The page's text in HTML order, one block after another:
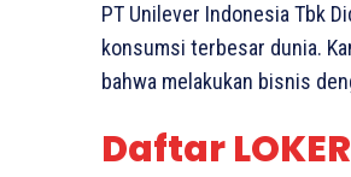
PT Unilever Indonesia Tbk
konsumsi terbesar dunia.
bahwa melakukan bisnis
Daftar